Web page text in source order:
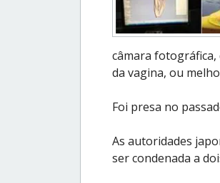
câmara fotográfica,
da vagina, ou
Foi presa no
As autoridades
ser condenada a